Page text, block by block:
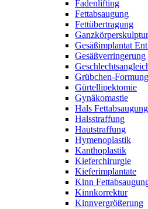
Fadenlifting
Fettabsaugung
Fettübertragung
Ganzkörperskulptur
Gesäßimplantat
Gesäßverringerung
Grübchen-
Gürtellipektomie
Gynäkomastie
Hals Fettabsaugung
Halsstraffung
Hautstraffung
Hymenoplastik
Kanthoplastik
Kieferchirurgie
Kieferimplantate
Kinn
Kinnkorrektur
Kinnvergrößerung